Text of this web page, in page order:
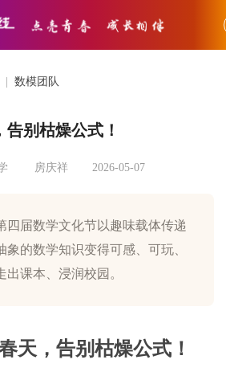
数模团队
别枯燥公式！
房庆祥 2026-05-07
四届数学文化节以趣味载体传递
象的数学知识变得可感、可玩、
出课本、浸润校园。
天，告别枯燥公式！